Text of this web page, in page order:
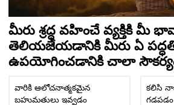
మీరు శ్రద్ధ వహించే వ్యక్తికి మీ
తెలియజేయడానికి మీరు ఏ
ఉపయోగించడానికి చాలా
వారికి ఆలోచనాత్మకమైన
బహుమతులు ఇవ్వడం
కలిసి
గడపడం